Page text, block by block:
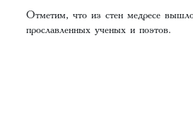
Отметим, что из стен медресе
прославленных ученых и поэтов.